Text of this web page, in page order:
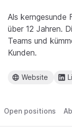
Als kerngesunde
über 12 Jahren.
Teams und
Kunden.
Website
Open positions